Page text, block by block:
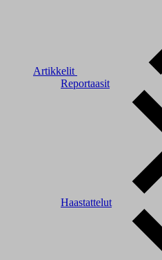
Artikkelit
Reportaasit
Haastattelut